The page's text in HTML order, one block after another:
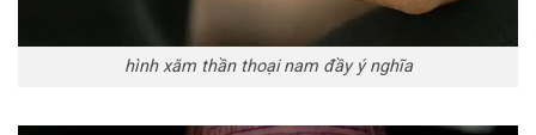
hình xăm thần thoại nam đầy ý nghĩa